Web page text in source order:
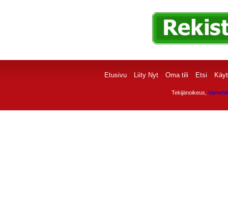
Etusivu Liity Nyt Oma tili Etsi
Tekijänoikeus,